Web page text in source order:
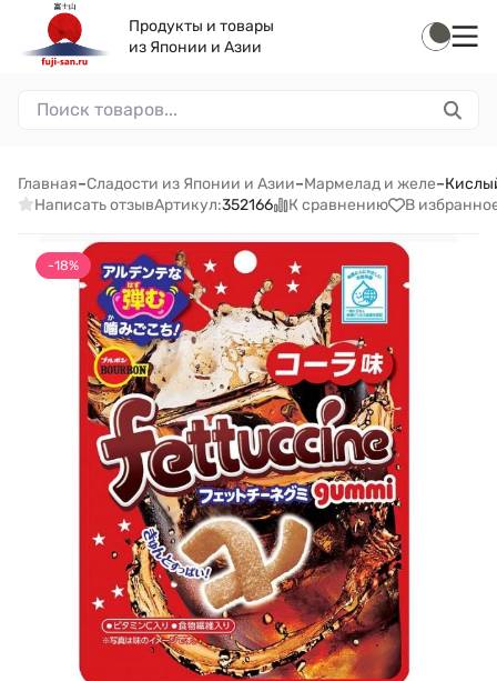
Продукты и товары
из Японии и Азии
Главная–Сладости из Японии и Азии–Мармелад и желе–
Написать отзывАртикул:352166 К сравнению В
-18%